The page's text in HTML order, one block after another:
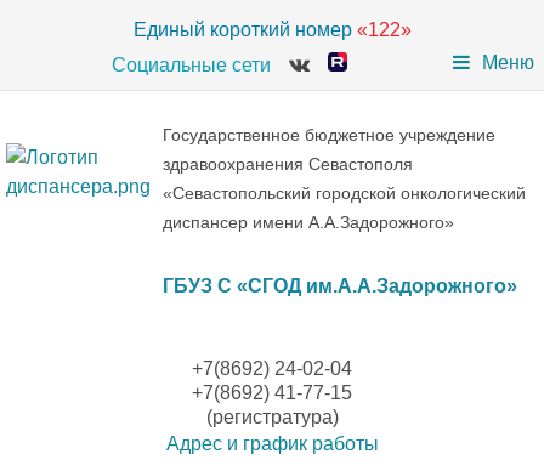
Единый короткий номер«122»
Социальные сети
Меню
Государственное бюджетное учреждение
здравоохранения Севастополя
«Севастопольский городской онкологический
диспансер имени А.А.Задорожного»
ГБУЗ С «СГОД им.А.А.Задорожного»
+7(8692) 24-02-04
+7(8692) 41-77-15
(регистратура)
Адрес и график работы